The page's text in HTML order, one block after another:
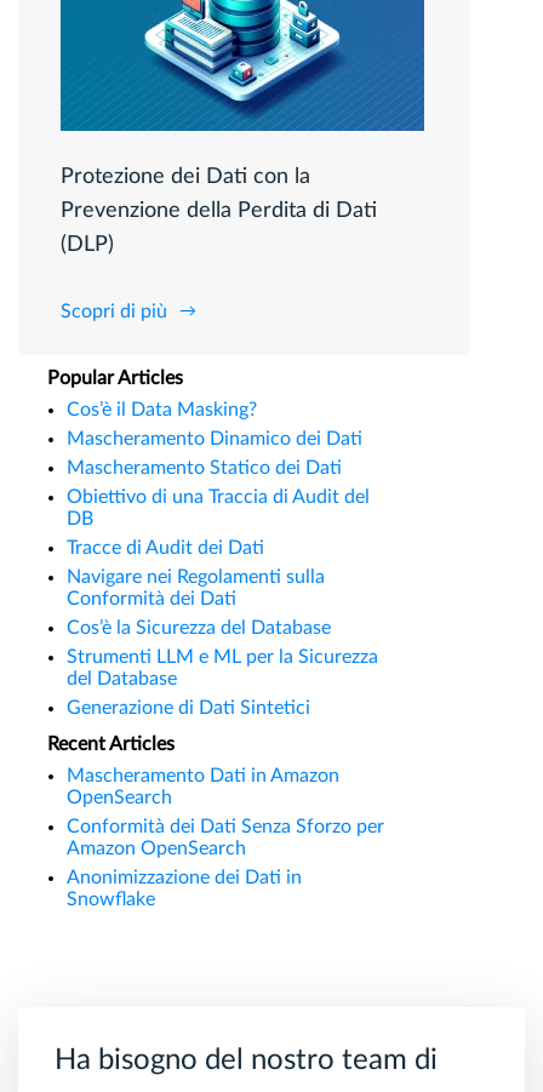
Protezione dei Dati con la
Prevenzione della Perdita di Dati
(DLP)
Scopri di più
Popular Articles
Cos’è il Data Masking?
Mascheramento Dinamico dei Dati
Mascheramento Statico dei Dati
Obiettivo di una Traccia di Audit del
DB
Tracce di Audit dei Dati
Navigare nei Regolamenti sulla
Conformità dei Dati
Cos’è la Sicurezza del Database
Strumenti LLM e ML per la Sicurezza
del Database
Generazione di Dati Sintetici
Recent Articles
Mascheramento Dati in Amazon
OpenSearch
Conformità dei Dati Senza Sforzo per
Amazon OpenSearch
Anonimizzazione dei Dati in
Snowflake
Ha bisogno del nostro team di